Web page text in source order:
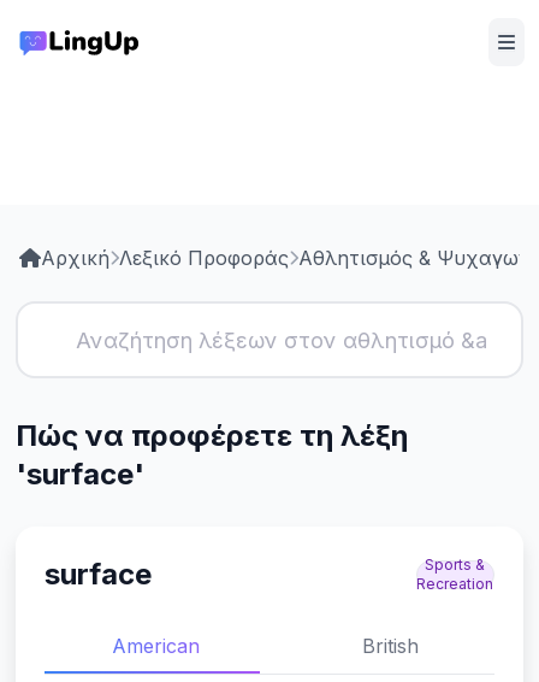
Αρχική Λεξικό Προφοράς Αθλητισμός &
Πώς να προφέρετε τη λέξη
'surface'
surface
Sports &
Recreation
American British